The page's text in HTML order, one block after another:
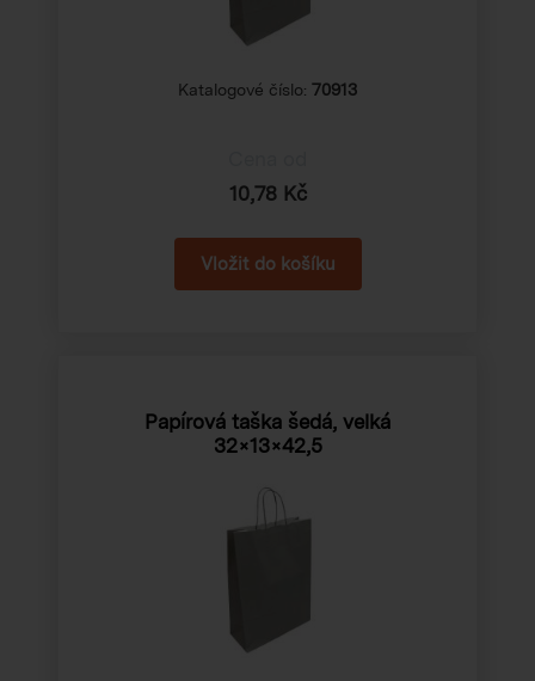
Katalogové číslo: 70913
10,78 Kč
Papírová taška šedá, velká
32×13×42,5